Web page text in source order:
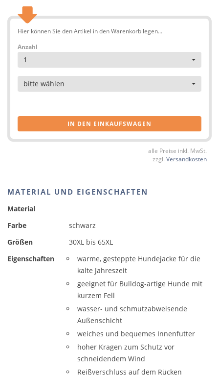
Hier können Sie den Artikel in den Warenkorb legen...
Anzahl
1
Artikel
bitte wählen
IN DEN EINKAUFSWAGEN
alle Preise inkl. MwSt.
zzgl. Versandkosten
MATERIAL UND EIGENSCHAFTEN
Material
Farbe
schwarz
Größen
30XL bis 65XL
Eigenschaften
warme, gesteppte Hundejacke für die
kalte Jahreszeit
geeignet für Bulldog-artige Hunde mit
kurzem Fell
wasser- und schmutzabweisende
Außenschicht
weiches und bequemes Innenfutter
hoher Kragen zum Schutz vor
schneidendem Wind
Reißverschluss auf dem Rücken